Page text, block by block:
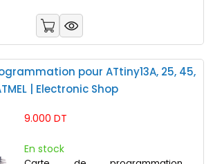
pour ATtiny13A, 25, 45,
| Electronic Shop
9.000 DT
En stock